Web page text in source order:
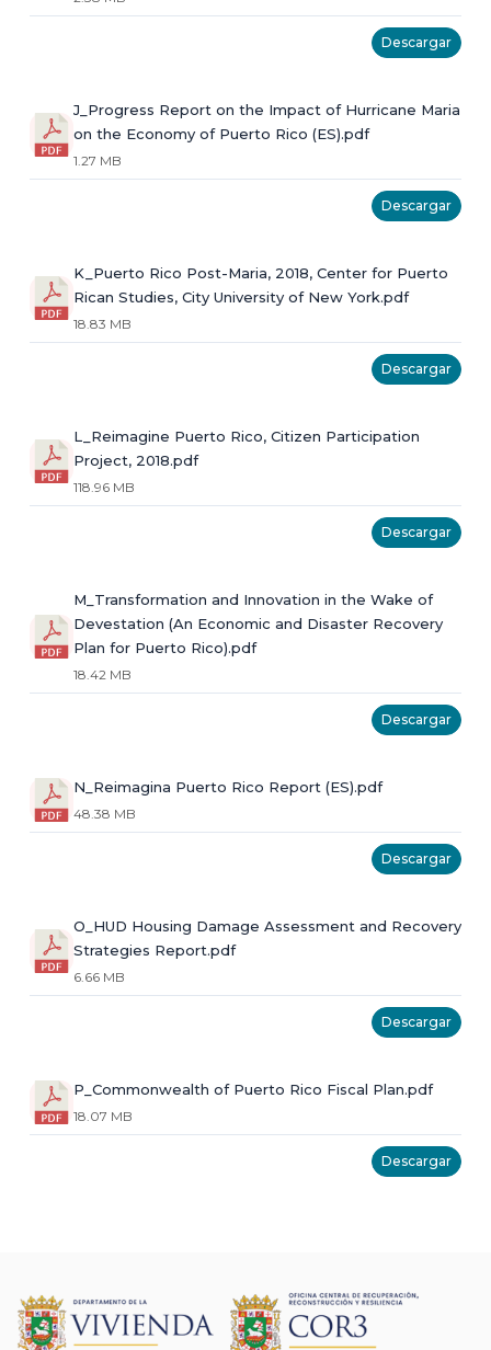
Descargar
J_Progress Report on the Impact of Hurricane Maria
on the Economy of Puerto Rico (ES).pdf
1.27 MB
Descargar
K_Puerto Rico Post-Maria, 2018, Center for Puerto
Rican Studies, City University of New York.pdf
18.83 MB
Descargar
L_Reimagine Puerto Rico, Citizen Participation
Project, 2018.pdf
118.96 MB
Descargar
M_Transformation and Innovation in the Wake of
Devestation (An Economic and Disaster Recovery
Plan for Puerto Rico).pdf
18.42 MB
Descargar
N_Reimagina Puerto Rico Report (ES).pdf
48.38 MB
Descargar
O_HUD Housing Damage Assessment and Recovery
Strategies Report.pdf
6.66 MB
Descargar
P_Commonwealth of Puerto Rico Fiscal Plan.pdf
18.07 MB
Descargar